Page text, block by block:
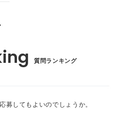
質問ランキング
募してもよいのでしょうか。